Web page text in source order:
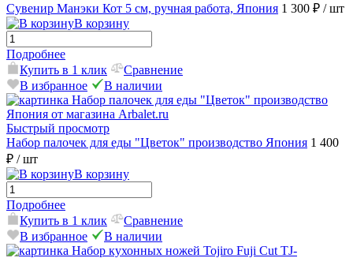
Сувенир Манэки Кот 5 см, ручная работа, Япония 1 300 ₽ / шт
В корзину
Подробнее
Купить в 1 клик
Сравнение
В избранное
В наличии
Быстрый просмотр
Набор палочек для еды "Цветок" производство Япония 1 400
₽ / шт
В корзину
Подробнее
Купить в 1 клик
Сравнение
В избранное
В наличии